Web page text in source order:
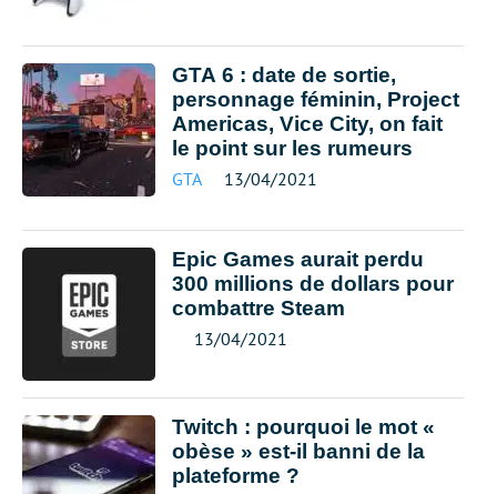
GTA 6 : date de sortie,
personnage féminin, Project
Americas, Vice City, on fait
le point sur les rumeurs
GTA 13/04/2021
Epic Games aurait perdu
300 millions de dollars pour
combattre Steam
13/04/2021
Twitch : pourquoi le mot «
obèse » est-il banni de la
plateforme ?